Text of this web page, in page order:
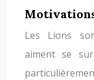
Les Lions
aiment se